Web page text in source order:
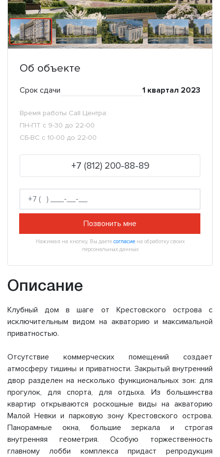
Об объекте
Срок сдачи 1 квартал 2023
Время работы Call Центра:
ПН-ПТ с 9-30 до 22-00
СБ-ВС с 10-00 до 22-00
+7 (812) 200-88-89
Позвонить мне
Нажимая на кнопку, Вы даете согласиена обработку своих
персональных данных
Описание
Клубный дом в шаге от Крестовского острова с
исключительным видом на акваторию и максимальной
приватностью.
Отсутствие коммерческих помещений создает
атмосферу тишины и приватности. Закрытый внутренний
двор разделен на несколько функциональных зон: для
прогулок, для спорта, для отдыха. Из большинства
квартир открываются роскошные виды на акваторию
Малой Невки и парковую зону Крестовского острова.
Панорамные окна, большие зеркала и строгая
внутренняя геометрия. Особую торжественность
главному лобби комплекса придаст репродукция